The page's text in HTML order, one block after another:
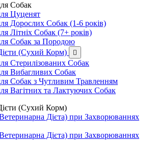
Собак
Цуценят
Дорослих Собак (1-6 років)
Літніх Собак (7+ років)
Собак за Породою
(Сухий Корм)

Стерилізованих Собак
Вибагливих Собак
Собак з Чутливим Травленням
Вагітних та Лактуючих Собак
(Сухий Корм)
Дієта) при Захворюваннях
Дієта) при Захворюваннях